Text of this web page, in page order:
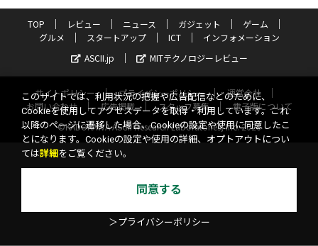
TOP レビュー ニュース ガジェット
ゲーム
グルメ
スタートアップ ICT
インフォメーション
ASCII.jp
MITテクノロジーレビュー
サイトポリシー プライバシーポリシー
運営会社
お問い合わせ
広告掲載 スタッフ募集
電子版について
©KADOKAWA ASCII Research Laboratories, Inc. 2026
このサイトでは、利用状況の把握や広告配信などのために、
Cookieを使用してアクセスデータを取得・利用しています。これ
以降のページに遷移した場合、Cookieの設定や使用に同意したこ
とになります。Cookieの設定や使用の詳細、オプトアウトについ
ては詳細 をご覧ください。
同意する
＞プライバシーポリシー